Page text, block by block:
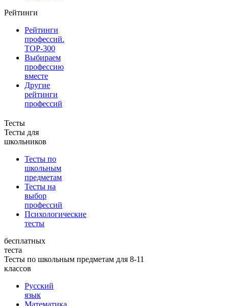
Рейтинги
Рейтинги
профессий.
TOP-300
Выбираем
профессию
вместе
Другие
рейтинги
профессий
Тесты
Тесты для
школьников
Тесты по
школьным
предметам
Тесты на
выбор
профессий
Психологические
тесты
бесплатных
теста
Тесты по школьным предметам для 8-11
классов
Русский
язык
Математика